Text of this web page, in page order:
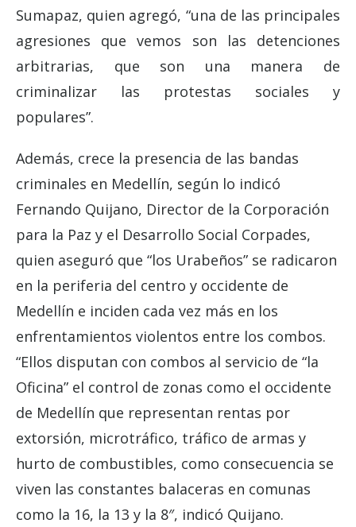
Sumapaz, quien agregó, “una de las principales
agresiones que vemos son las detenciones
arbitrarias, que son una manera de
criminalizar las protestas sociales y
populares”.
Además, crece la presencia de las bandas
criminales en Medellín, según lo indicó
Fernando Quijano, Director de la Corporación
para la Paz y el Desarrollo Social Corpades,
quien aseguró que “los Urabeños” se radicaron
en la periferia del centro y occidente de
Medellín e inciden cada vez más en los
enfrentamientos violentos entre los combos.
“Ellos disputan con combos al servicio de “la
Oficina” el control de zonas como el occidente
de Medellín que representan rentas por
extorsión, microtráfico, tráfico de armas y
hurto de combustibles, como consecuencia se
viven las constantes balaceras en comunas
como la 16, la 13 y la 8″, indicó Quijano.